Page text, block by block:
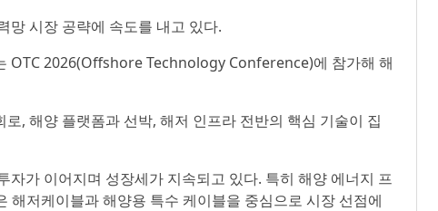
망 시장 공략에 속도를 내고 있다.
OTC 2026(Offshore Technology Conference)에 참가해 해
, 해양 플랫폼과 선박, 해저 인프라 전반의 핵심 기술이 집
가 이어지며 성장세가 지속되고 있다. 특히 해양 에너지 프
해저케이블과 해양용 특수 케이블을 중심으로 시장 선점에